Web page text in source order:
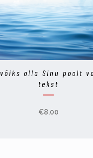
olla Sinu poolt
tekst
€8.00